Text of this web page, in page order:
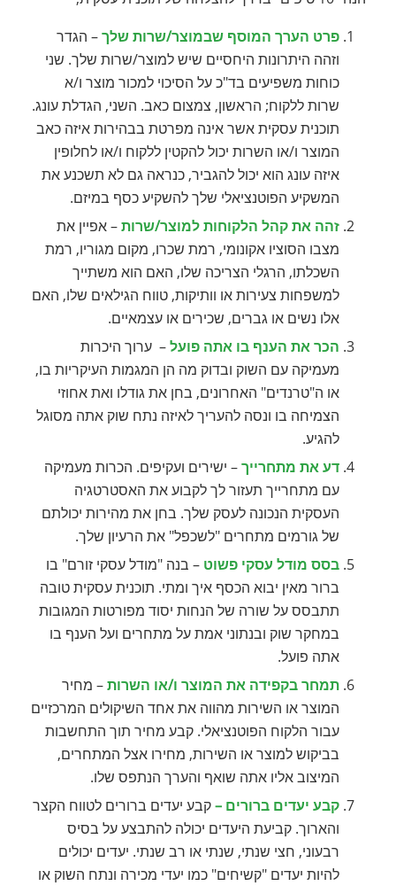
פרט הערך המוסף שבמוצר/שרות שלך– הגדר
וזהה היתרונות היחסיים שיש למוצר/שרות שלך. שני
כוחות משפיעים בד"כ על הסיכוי למכור מוצר ו/א
שרות ללקוח; הראשון, צמצום כאב. השני, הגדלת עונג.
תוכנית עסקית אשר אינה מפרטת בבהירות איזה כאב
המוצר ו/או השרות יכול להקטין ללקוח ו/או לחלופין
איזה עונג הוא יכול להגביר, כנראה גם לא תשכנע את
המשקיע הפוטנציאלי שלך להשקיע כסף במיזם.
זהה את קהל הלקוחות למוצר/שרות– אפיין את
מצבו הסוציו אקונומי, רמת שכרו, מקום מגוריו, רמת
השכלתו, הרגלי הצריכה שלו, האם הוא משתייך
למשפחות צעירות או וותיקות, טווח הגילאים שלו, האם
אלו נשים או גברים, שכירים או עצמאיים.
הכר את הענף בו אתה פועל– ערוך היכרות
מעמיקה עם השוק ובדוק מה הן המגמות העיקריות בו,
או ה"טרנדים" האחרונים, בחן את גודלו ואת אחוזי
הצמיחה בו ונסה להעריך לאיזה נתח שוק אתה מסוגל
להגיע.
דע את מתחרייך– ישירים ועקיפים. הכרות מעמיקה
עם מתחרייך תעזור לך לקבוע את האסטרטגיה
העסקית הנכונה לעסק שלך. בחן את מהירות יכולתם
של גורמים מתחרים "לשכפל" את הרעיון שלך.
בסס מודל עסקי פשוט – בנה "מודל עסקי זורם" בו
ברור מאין יבוא הכסף איך ומתי. תוכנית עסקית טובה
תתבסס על שורה של הנחות יסוד מפורטות המגובות
במחקר שוק ובנתוני אמת על מתחרים ועל הענף בו
אתה פועל.
תמחר בקפידה את המוצר ו/או השרות– מחיר
המוצר או השירות מהווה את אחד השיקולים המרכזיים
עבור הלקוח הפוטנציאלי. קבע מחיר תוך התחשבות
בביקוש למוצר או השירות, מחירו אצל המתחרים,
המיצוב אליו אתה שואף והערך הנתפס שלו.
קבע יעדים ברורים –קבע יעדים ברורים לטווח הקצר
והארוך. קביעת היעדים יכולה להתבצע על בסיס
רבעוני, חצי שנתי, שנתי או רב שנתי. יעדים יכולים
להיות יעדים "קשיחים" כמו יעדי מכירה ונתח השוק או